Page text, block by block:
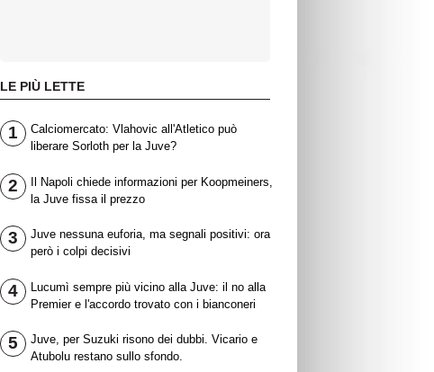
LE PIÙ LETTE
1
Calciomercato: Vlahovic all'Atletico può
liberare Sorloth per la Juve?
2
Il Napoli chiede informazioni per Koopmeiners,
la Juve fissa il prezzo
3
Juve nessuna euforia, ma segnali positivi: ora
però i colpi decisivi
4
Lucumì sempre più vicino alla Juve: il no alla
Premier e l'accordo trovato con i bianconeri
5
Juve, per Suzuki risono dei dubbi. Vicario e
Atubolu restano sullo sfondo.